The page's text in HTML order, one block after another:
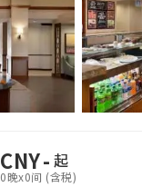
CNY- 起
0晚x0间 (含税)